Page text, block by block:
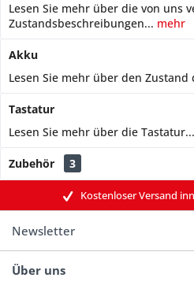
Lesen Sie mehr über die von uns
Zustandsbeschreibungen... mehr
Akku
Lesen Sie mehr über den Zustand
Tastatur
Lesen Sie mehr über die Tastatur...
Zubehör 3
Kostenloser Versand
Newsletter
Über uns